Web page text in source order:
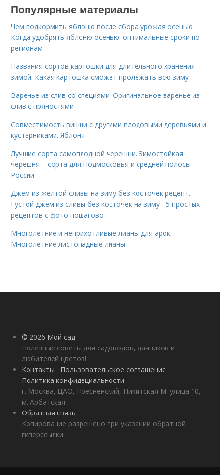
Популярные материалы
Чем подкормить яблоню после сбора урожая осенью.
Когда удобрять яблоню осенью: оптимальные сроки по
регионам
Названия сортов картошки для длительного хранения
зимой. Какая картошка сможет пролежать всю зиму
Варенье из слив со специями. Оригинальное варенье из
слив с пряностями
Совместимость вишни с другими плодовыми деревьями и
кустарниками. Яблоня
Лучшие сорта самоплодной черешни. Зимостойкая
черешня – сорта для Подмосковья и средней полосы
России
Джем из желтой сливы на зиму без косточек рецепт..
Густой джем из сливы без косточек на зиму - 5 простых
рецептов с фото пошагово
Многолетние и неприхотливые лианы для арок.
Многолетние листопадные лианы
© 2026 Мой сад
Полезные советы для садоводов, дачников и
любителей цветов!
Контакты
Пользовательское соглашение
Политика конфидециальности
г. Москва, ЦАО, Пресненский, Никитская М. улица 10,
м. Арбатская
Обратная связь
Копирование разрешено при указании обратной
гиперссылки.